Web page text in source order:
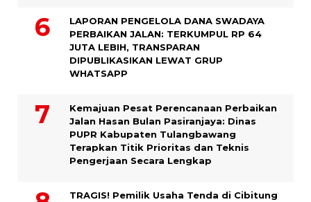
LAPORAN PENGELOLA DANA SWADAYA
PERBAIKAN JALAN: TERKUMPUL RP 64
JUTA LEBIH, TRANSPARAN
DIPUBLIKASIKAN LEWAT GRUP
WHATSAPP
Kemajuan Pesat Perencanaan Perbaikan
Jalan Hasan Bulan Pasiranjaya: Dinas
PUPR Kabupaten Tulangbawang
Terapkan Titik Prioritas dan Teknis
Pengerjaan Secara Lengkap
TRAGIS! Pemilik Usaha Tenda di Cibitung